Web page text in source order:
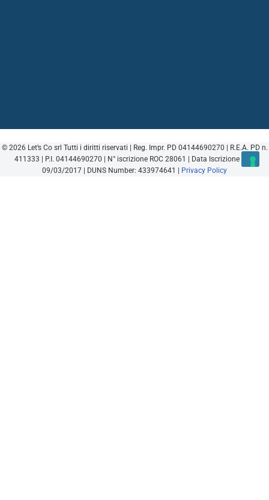
© 2026 Let’s Co srl Tutti i diritti riservati | Reg. Impr. PD 04144690270 | R.E.A. PD n.
411333 | P.I. 04144690270 | N° iscrizione ROC 28061 | Data Iscrizione ROC
09/03/2017 | DUNS Number: 433974641 |
Privacy Policy